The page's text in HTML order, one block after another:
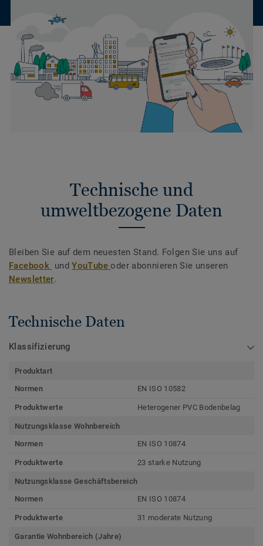
Technische und
umweltbezogene Daten
Bleiben Sie auf dem neuesten Stand. Folgen Sie uns auf
Facebook undYouTubeoder abonnieren Sie unseren
Newsletter.
Technische Daten
Klassifizierung
Produktart
Normen
EN ISO 10582
Produktwerte Heterogener PVC Bodenbelag
Nutzungsklasse Wohnbereich
Normen
EN ISO 10874
Produktwerte 23 starke Nutzung
Nutzungsklasse Geschäftsbereich
Normen
EN ISO 10874
Produktwerte 31 moderate Nutzung
Garantie Wohnbereich (Jahre)